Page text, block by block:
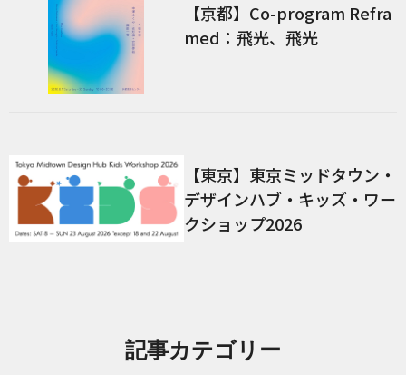
【京都】Co-program Refra
med：飛光、飛光
【東京】東京ミッドタウン・
デザインハブ・キッズ・ワー
クショップ2026
記事カテゴリー